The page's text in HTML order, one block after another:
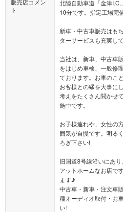
ト
北陸自動車道「金津
10分です。指定工場完
新車・中古車販売はも
ターサービスも充実し
当社は、新車、中古車
をはじめ車検、一般修
ております。お車のこ
お客様との縁を大事に
考えをたくさん聞かせ
施中です。
お子様連れや、女性の
囲気が自慢です。明る
ろぎ下さい!
旧国道8号線沿いにあ
アットホームなお店で
ます♪
中古車・新車・注文車
種オーディオ取付・お
い!